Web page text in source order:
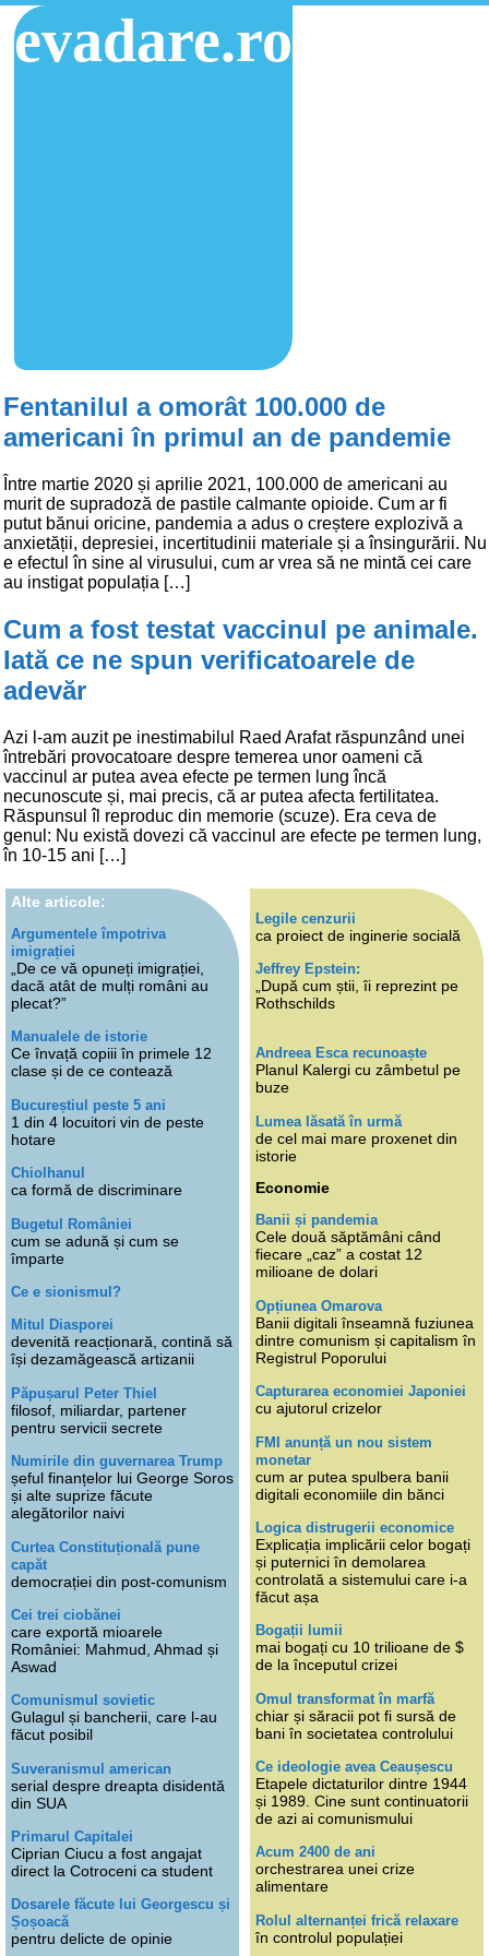
evadare.ro
Fentanilul a omorât 100.000 de
americani în primul an de pandemie
Între martie 2020 și aprilie 2021, 100.000 de americani au
murit de supradoză de pastile calmante opioide. Cum ar fi
putut bănui oricine, pandemia a adus o creștere explozivă a
anxietății, depresiei, incertitudinii materiale și a însingurării. Nu
e efectul în sine al virusului, cum ar vrea să ne mintă cei care
au instigat populația […]
Cum a fost testat vaccinul pe animale.
Iată ce ne spun verificatoarele de
adevăr
Azi l-am auzit pe inestimabilul Raed Arafat răspunzând unei
întrebări provocatoare despre temerea unor oameni că
vaccinul ar putea avea efecte pe termen lung încă
necunoscute și, mai precis, că ar putea afecta fertilitatea.
Răspunsul îl reproduc din memorie (scuze). Era ceva de
genul: Nu există dovezi că vaccinul are efecte pe termen lung,
în 10-15 ani […]
Alte articole:
Argumentele împotriva
imigrației
„De ce vă opuneți imigrației,
dacă atât de mulți români au
plecat?”
Manualele de istorie
Ce învață copiii în primele 12
clase și de ce contează
Bucureștiul peste 5 ani
1 din 4 locuitori vin de peste
hotare
Chiolhanul
ca formă de discriminare
Bugetul României
cum se adună și cum se
împarte
Ce e sionismul?
Mitul Diasporei
devenită reacționară, contină să
își dezamăgească artizanii
Păpușarul Peter Thiel
filosof, miliardar, partener
pentru servicii secrete
Numirile din guvernarea Trump
șeful finanțelor lui George Soros
și alte suprize făcute
alegătorilor naivi
Curtea Constituțională pune
capăt
democrației din post-comunism
Cei trei ciobănei
care exportă mioarele
României: Mahmud, Ahmad și
Aswad
Comunismul sovietic
Gulagul și bancherii, care l-au
făcut posibil
Suveranismul american
serial despre dreapta disidentă
din SUA
Primarul Capitalei
Ciprian Ciucu a fost angajat
direct la Cotroceni ca student
Dosarele făcute lui Georgescu și
Șoșoacă
pentru delicte de opinie
Legile cenzurii
ca proiect de inginerie socială
Jeffrey Epstein:
„După cum știi, îi reprezint pe
Rothschilds
Andreea Esca recunoaște
Planul Kalergi cu zâmbetul pe
buze
Lumea lăsată în urmă
de cel mai mare proxenet din
istorie
Economie
Banii și pandemia
Cele două săptămâni când
fiecare „caz” a costat 12
milioane de dolari
Opțiunea Omarova
Banii digitali înseamnă fuziunea
dintre comunism și capitalism în
Registrul Poporului
Capturarea economiei Japoniei
cu ajutorul crizelor
FMI anunță un nou sistem
monetar
cum ar putea spulbera banii
digitali economiile din bănci
Logica distrugerii economice
Explicația implicării celor bogați
și puternici în demolarea
controlată a sistemului care i-a
făcut așa
Bogații lumii
mai bogați cu 10 trilioane de $
de la începutul crizei
Omul transformat în marfă
chiar și săracii pot fi sursă de
bani în societatea controlului
Ce ideologie avea Ceaușescu
Etapele dictaturilor dintre 1944
și 1989. Cine sunt continuatorii
de azi ai comunismului
Acum 2400 de ani
orchestrarea unei crize
alimentare
Rolul alternanței frică relaxare
în controlul populației